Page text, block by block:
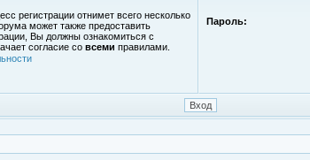
регистрации отнимет всего несколько
может также предоставить
Вы должны ознакомиться с
согласие со всеми правилами.
Пароль: